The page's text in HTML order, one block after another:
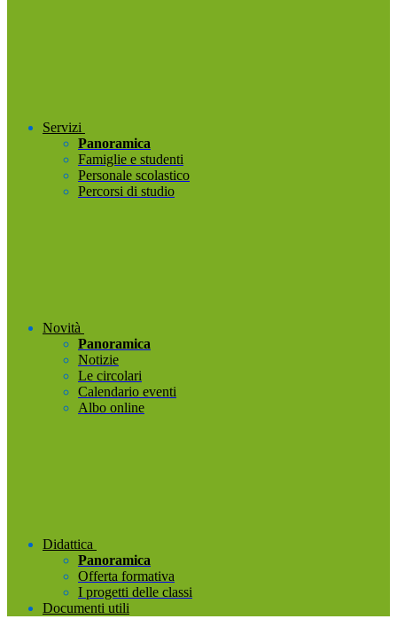
Servizi
Panoramica
Famiglie e studenti
Personale scolastico
Percorsi di studio
Novità
Panoramica
Notizie
Le circolari
Calendario eventi
Albo online
Didattica
Panoramica
Offerta formativa
I progetti delle classi
Documenti utili